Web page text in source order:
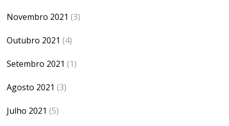
Novembro 2021 (3)
Outubro 2021 (4)
Setembro 2021 (1)
Agosto 2021 (3)
Julho 2021 (5)